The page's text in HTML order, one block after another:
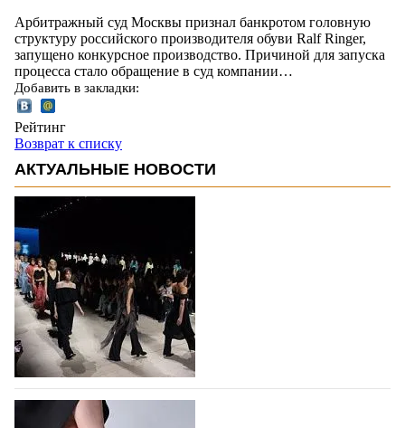
Арбитражный суд Москвы признал банкротом головную
структуру российского производителя обуви Ralf Ringer,
запущено конкурсное производство. Причиной для запуска
процесса стало обращение в суд компании…
Добавить в закладки:
Рейтинг
Возврат к списку
АКТУАЛЬНЫЕ НОВОСТИ
На участие в Московской неделе моды